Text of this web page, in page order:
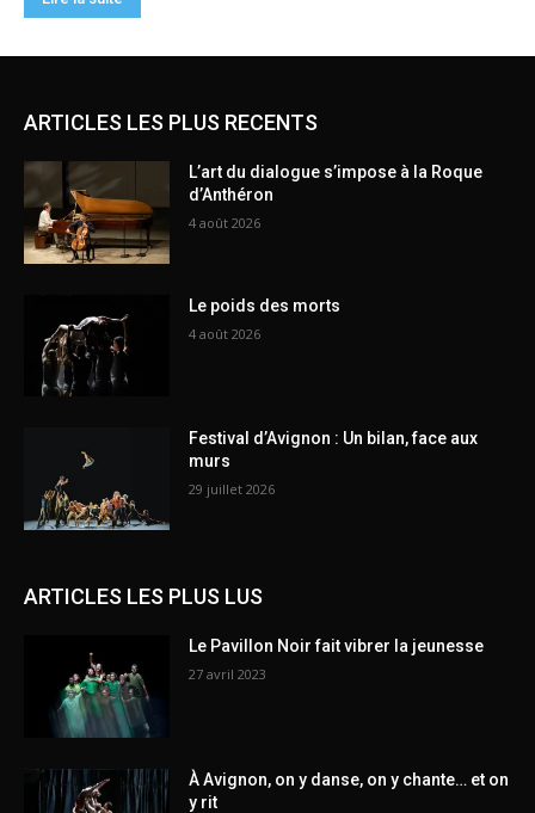
ARTICLES LES PLUS RECENTS
L’art du dialogue s’impose à la Roque
d’Anthéron
4 août 2026
Le poids des morts
4 août 2026
Festival d’Avignon : Un bilan, face aux
murs
29 juillet 2026
ARTICLES LES PLUS LUS
Le Pavillon Noir fait vibrer la jeunesse
27 avril 2023
À Avignon, on y danse, on y chante… et on
y rit